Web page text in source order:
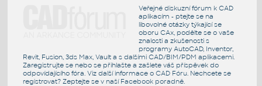
Veřejné diskuzní fórum k CAD
aplikacím - ptejte se na
libovolné otázky týkající se
oboru CAx, podělte se o vaše
znalosti a zkušenosti s
programy AutoCAD, Inventor,
Revit, Fusion, 3ds Max, Vault a s dalšími CAD/BIM/PDM aplikacemi.
Zaregistrujte se nebo se přihlašte a zašlete váš příspěvek do
odpovídajícího fóra. Viz další informace o CAD Fóru. Nechcete se
registrovat? Zeptejte se v naší Facebook poradně.